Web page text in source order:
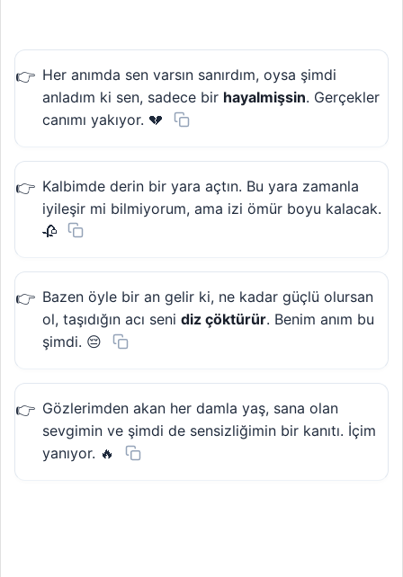
Her anımda sen varsın sanırdım, oysa şimdi
anladım ki sen, sadece bir hayalmişsin. Gerçekler
canımı yakıyor. 💔
Kalbimde derin bir yara açtın. Bu yara zamanla
iyileşir mi bilmiyorum, ama izi ömür boyu kalacak.
🥀
Bazen öyle bir an gelir ki, ne kadar güçlü olursan
ol, taşıdığın acı seni diz çöktürür. Benim anım bu
şimdi. 😔
Gözlerimden akan her damla yaş, sana olan
sevgimin ve şimdi de sensizliğimin bir kanıtı. İçim
yanıyor. 🔥